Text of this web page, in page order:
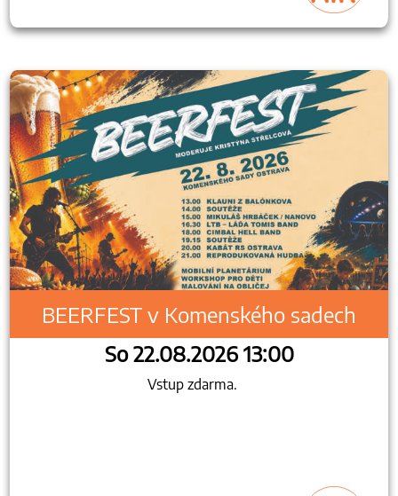
BEERFEST v Komenského sadech
So 22.08.2026 13:00
Vstup zdarma.